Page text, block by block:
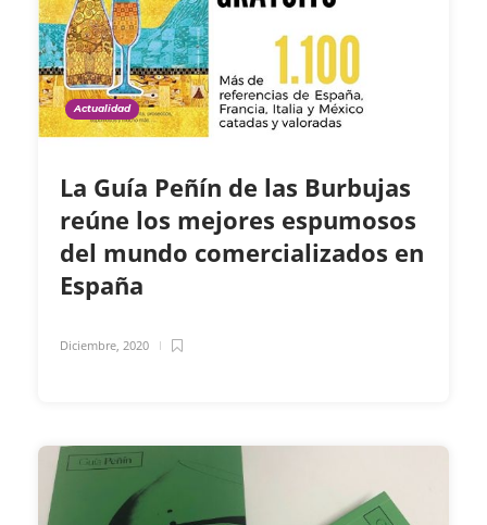
Actualidad
La Guía Peñín de las Burbujas
reúne los mejores espumosos
del mundo comercializados en
España
Diciembre, 2020